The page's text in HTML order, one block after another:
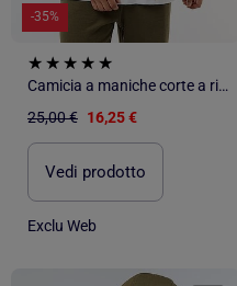
-35%
Camicia a maniche corte a righe
25,00 € 16,25 €
Vedi prodotto
Exclu Web